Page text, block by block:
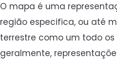
O mapa é uma
região especifica, ou até
terrestre como um todo
geralmente,